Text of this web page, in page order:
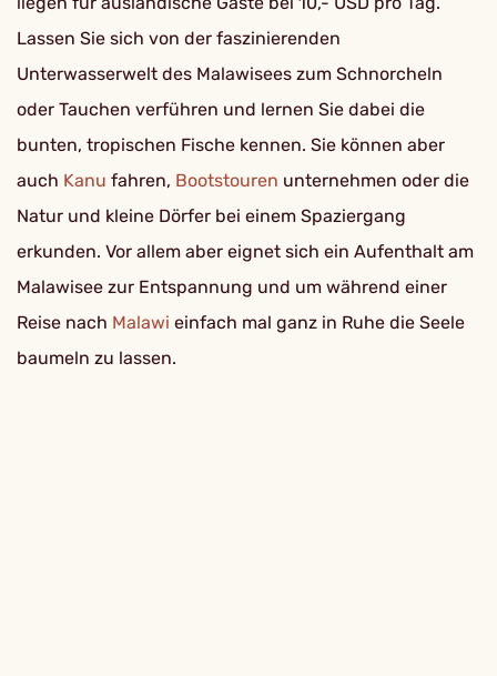
Lassen Sie sich von der faszinierenden
Unterwasserwelt des Malawisees zum Schnorcheln
oder Tauchen verführen und lernen Sie dabei die
bunten, tropischen Fische kennen. Sie können aber
auch Kanu fahren, Bootstouren unternehmen oder die
Natur und kleine Dörfer bei einem Spaziergang
erkunden. Vor allem aber eignet sich ein Aufenthalt am
Malawisee zur Entspannung und um während einer
Reise nach Malawi einfach mal ganz in Ruhe die Seele
baumeln zu lassen.